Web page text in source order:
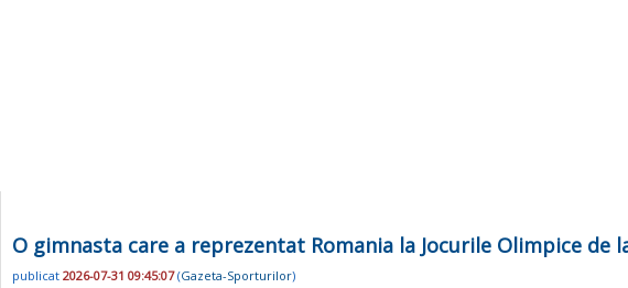
O gimnasta care a reprezentat Romania la Jocurile Olimpice de
publicat 2026-07-31 09:45:07(Gazeta-Sporturilor)